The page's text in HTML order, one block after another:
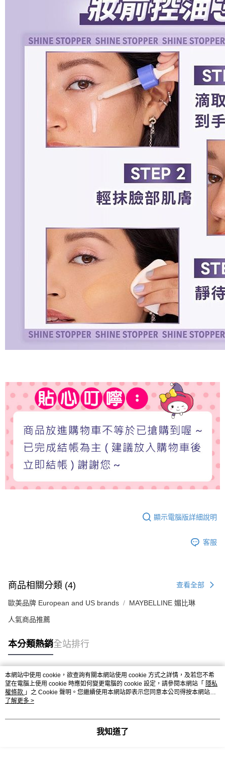
顯示電腦版詳細說明
客服
商品相關分類 (4) 查看全部
歐美品牌 European and US brands MAYBELLINE 媚比琳
人氣商品推薦
本分類熱銷全站排行
熱門標籤
本網站中使用 cookie，欲查詢有關本網站使用 cookie 方式之詳情，及若您不希
望在電腦上使用 cookie 時應如何變更電腦的 cookie 設定，請參閱本網站「 隱私
權條款 」之 Cookie 聲明。您繼續使用本網站即表示您同意本公司得按本網站使
用條款之 Cookie 聲明使用 cookie。
了解更多 >
我知道了